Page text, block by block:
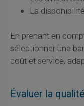
La
En prenant en
sélectionner une
coût et service,
Évaluer la